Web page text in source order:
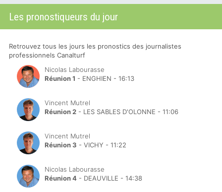
Les pronostiqueurs du jour
Retrouvez tous les jours les pronostics des journalistes
professionnels Canalturf
Nicolas Labourasse
Réunion 1 - ENGHIEN - 16:13
Vincent Mutrel
Réunion 2 - LES SABLES D'OLONNE - 11:06
Vincent Mutrel
Réunion 3 - VICHY - 11:22
Nicolas Labourasse
Réunion 4 - DEAUVILLE - 14:38